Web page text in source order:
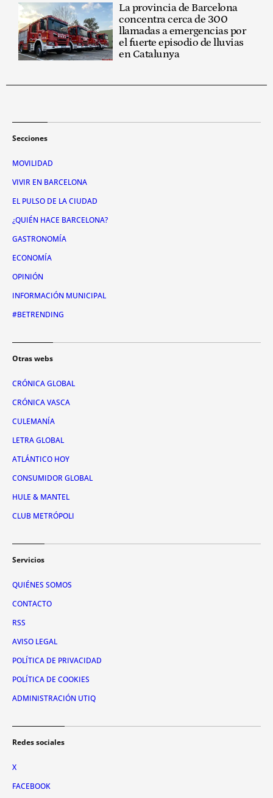
La provincia de Barcelona
concentra cerca de 300
llamadas a emergencias por
el fuerte episodio de lluvias
en Catalunya
Secciones
MOVILIDAD
VIVIR EN BARCELONA
EL PULSO DE LA CIUDAD
¿QUIÉN HACE BARCELONA?
GASTRONOMÍA
ECONOMÍA
OPINIÓN
INFORMACIÓN MUNICIPAL
#BETRENDING
Otras webs
CRÓNICA GLOBAL
CRÓNICA VASCA
CULEMANÍA
LETRA GLOBAL
ATLÁNTICO HOY
CONSUMIDOR GLOBAL
HULE & MANTEL
CLUB METRÓPOLI
Servicios
QUIÉNES SOMOS
CONTACTO
RSS
AVISO LEGAL
POLÍTICA DE PRIVACIDAD
POLÍTICA DE COOKIES
ADMINISTRACIÓN UTIQ
Redes sociales
X
FACEBOOK